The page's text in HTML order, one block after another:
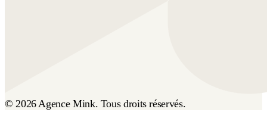
© 2026 Agence Mink. Tous droits réservés.